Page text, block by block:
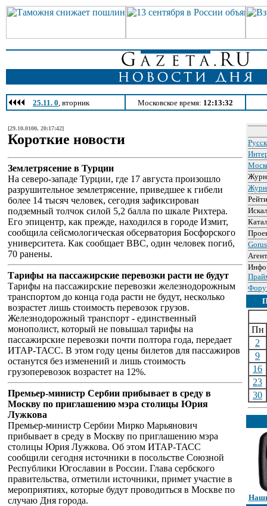
25.11. 0, вторник Московское время: 12:13:32
[29.10.0100, 20:17:42]
Короткие новости
Землетрясение в Турции
На северо-западе Турции, где 17 августа произошло
разрушительное землетрясение, приведшее к гибели
более 14 тысяч человек, сегодня зафиксирован
подземный толчок силой 5,2 балла по шкале Рихтера.
Его эпицентр, как прежде, находился в городе Измит,
сообщила сейсмологическая обсерватория Босфорского
университета. Как сообщает BBC, один человек погиб,
70 ранены.
Тарифы на пассажирские перевозки расти не будут
Тарифы на пассажирские перевозки железнодорожным
транспортом до конца года расти не будут, несколько
возрастет лишь стоимость перевозок грузов.
Железнодорожный транспорт - единственный
монополист, который не повышал тарифы на
пассажирские перевозки почти полтора года, передает
ИТАР-ТАСС. В этом году цены билетов для пассажиров
останутся без изменений и лишь стоимость
грузоперевозок возрастет на 12%.
Премьер-министр Сербии прибывает в среду в
Москву по приглашению мэра столицы Юрия
Лужкова
Премьер-министр Сербии Мирко Марьянович
прибывает в среду в Москву по приглашению мэра
столицы Юрия Лужкова. Об этом ИТАР-ТАСС
сообщили сегодня источники в посольстве Союзной
Республики Югославии в России. Глава сербского
правительства, отметили источники, примет участие в
мероприятиях, которые будут проводиться в Москве по
случаю Дня города.
Пн
2
9
16
23
30